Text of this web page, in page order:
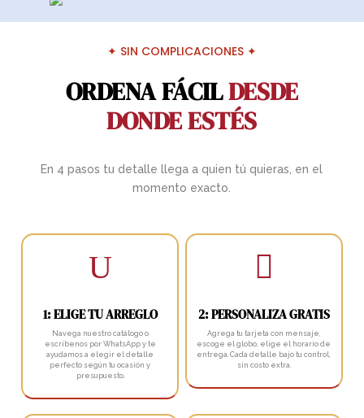
✦ SIN COMPLICACIONES ✦
ORDENA FÁCILDESDE
DONDE ESTÉS
En 4 pasos tu detalle llega a quien tú quieras, en el
momento exacto.
U
1: ELIGE TU ARREGLO
Navega nuestro catálogo o
escríbenos por WhatsApp y te
ayudamos a elegir el detalle
perfecto según tu ocasión y
presupuesto.

2: PERSONALIZA GRATIS
Agrega tu tarjeta con mensaje,
escoge el globo, elige el horario de
entrega. Cada detalle bajo tu control,
sin costo extra.